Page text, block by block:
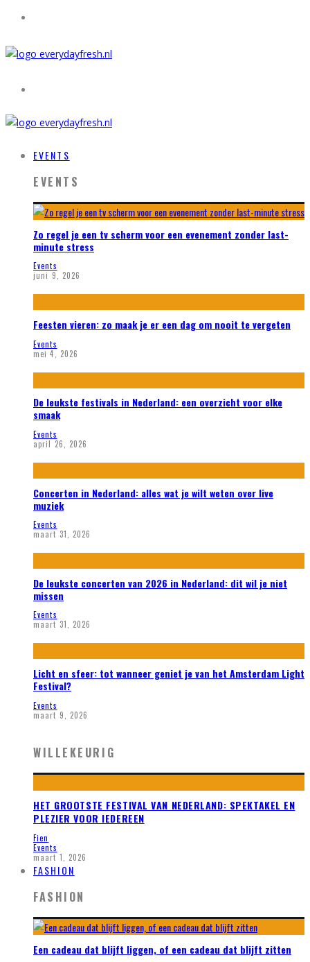
EVENTS
EVENTS
Zo regel je een tv scherm voor een evenement zonder last-
minute stress
Events
juni 9, 2026
Feesten vieren: zo maak je er een dag om nooit te vergeten
Events
mei 4, 2026
De leukste festivals in Nederland: een overzicht voor elke
smaak
Events
april 26, 2026
Concerten in Nederland: alles wat je wilt weten over live
muziek
Events
maart 31, 2026
De leukste concerten van 2026 in Nederland: dit wil je niet
missen
Events
maart 31, 2026
Licht en sfeer: tot wanneer geniet je van het Amsterdam Light
Festival?
Events
maart 9, 2026
WILLEKEURIG
HET GROOTSTE FESTIVAL VAN NEDERLAND: SPEKTAKEL EN
PLEZIER VOOR IEDEREEN
Fien
Events
maart 1, 2026
FASHION
FASHION
Een cadeau dat blijft liggen, of een cadeau dat blijft zitten